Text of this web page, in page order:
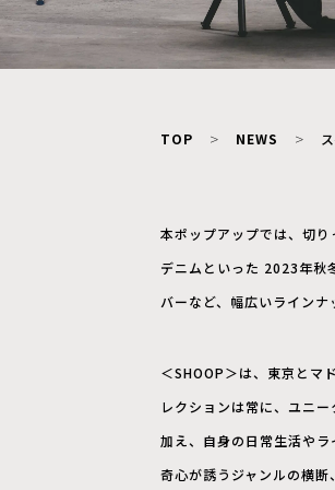
TOP NEWS
本ポップアップでは、切
デニムといった 2023年秋
バーなど、幅広いライン
＜SHOOP＞は、東京とマ
レクションは常に、ユニ
加え、自身の日常生活や
奇心が誘うジャンルの横